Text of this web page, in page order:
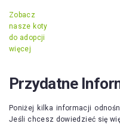
Zobacz
nasze koty
do adopcji
więcej
Przydatne
Poniżej kilka informacji
Jeśli chcesz dowiedzieć się